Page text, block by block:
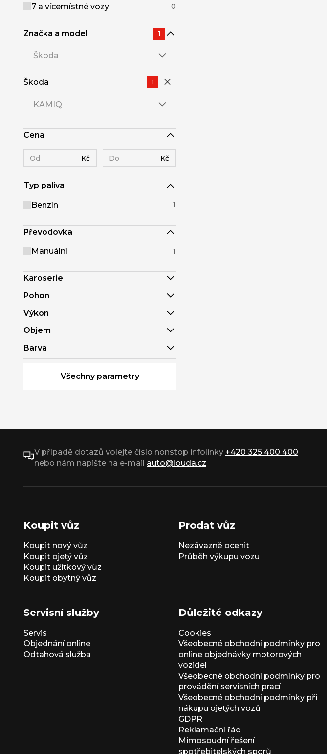
7 a vícemístné vozy 0
Značka a model 1
Škoda
Škoda 1
KAMIQ
Cena
Kč Kč
Typ paliva
Benzín 1
Převodovka
Manuální 1
Karoserie
Pohon
Výkon
Objem
Barva
Všechny parametry
V případě dotazů volejte číslo nonstop infolinky +420 325 400 400
nebo nám napište na e-mail auto@louda.cz
Koupit vůz
Koupit nový vůz
Koupit ojetý vůz
Koupit užitkový vůz
Koupit obytný vůz
Prodat vůz
Nezávazně ocenit
Průběh výkupu vozu
Servisní služby
Servis
Objednání online
Odtahová služba
Důležité odkazy
Cookies
Všeobecné obchodní podmínky pro
online objednávky motorových
vozidel
Všeobecné obchodní podmínky pro
provádění servisních prací
Všeobecné obchodní podmínky při
nákupu ojetých vozů
GDPR
Reklamační řád
Mimosoudní řešení
spotřebitelských sporů